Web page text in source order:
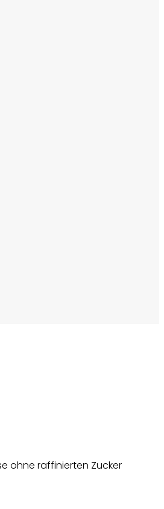
ohne raffinierten Zucker